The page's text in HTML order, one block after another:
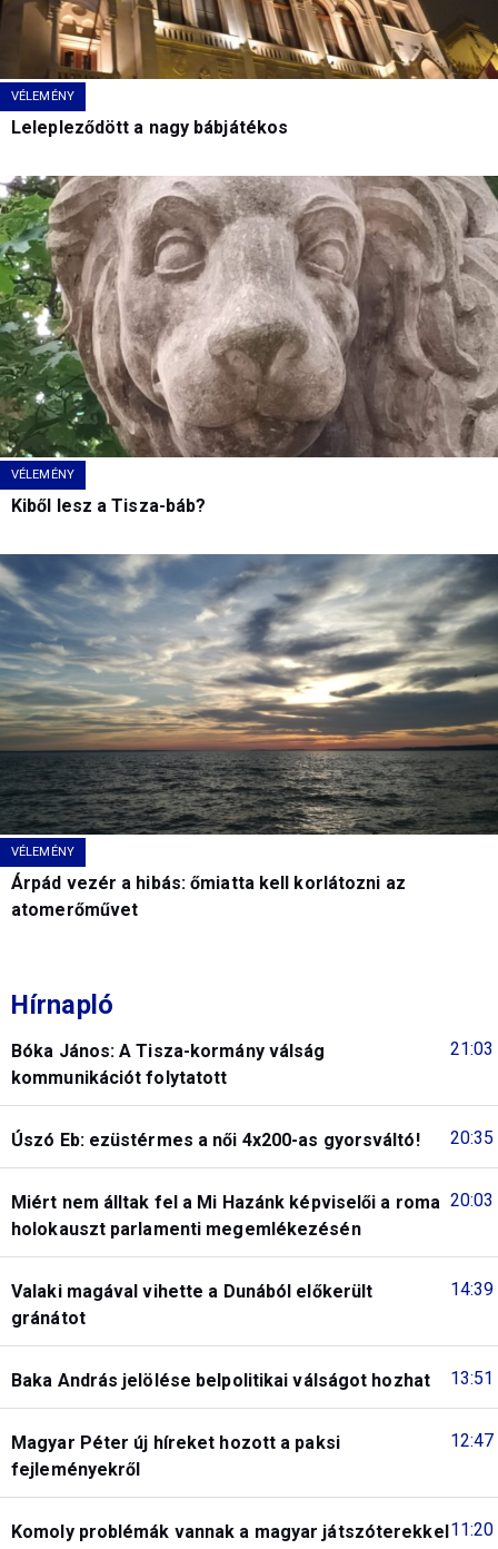
VÉLEMÉNY
Lelepleződött a nagy bábjátékos
VÉLEMÉNY
Kiből lesz a Tisza-báb?
VÉLEMÉNY
Árpád vezér a hibás: őmiatta kell korlátozni az
atomerőművet
Hírnapló
21:03
Bóka János: A Tisza-kormány válság
kommunikációt folytatott
20:35
Úszó Eb: ezüstérmes a női 4x200-as gyorsváltó!
20:03
Miért nem álltak fel a Mi Hazánk képviselői a roma
holokauszt parlamenti megemlékezésén
14:39
Valaki magával vihette a Dunából előkerült
gránátot
13:51
Baka András jelölése belpolitikai válságot hozhat
12:47
Magyar Péter új híreket hozott a paksi
fejleményekről
11:20
Komoly problémák vannak a magyar játszóterekkel